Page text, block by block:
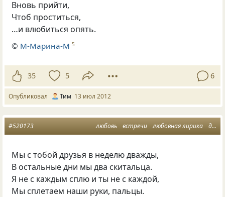
Вновь прийти,
Чтоб проститься,
…и влюбиться опять.
© М-Марина-М 5
35 5 6
Опубликовал Тим 13 июл 2012
любовь встречи любовная лирика дружба и любовь
#520173
Мы с тобой друзья в неделю дважды,
В остальные дни мы два скитальца.
Я не с каждым сплю и ты не с каждой,
Мы сплетаем наши руки, пальцы.